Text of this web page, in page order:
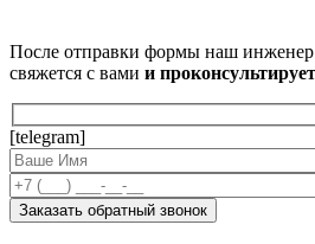
После отправки формы наш инженер
свяжется с вами и
[telegram]